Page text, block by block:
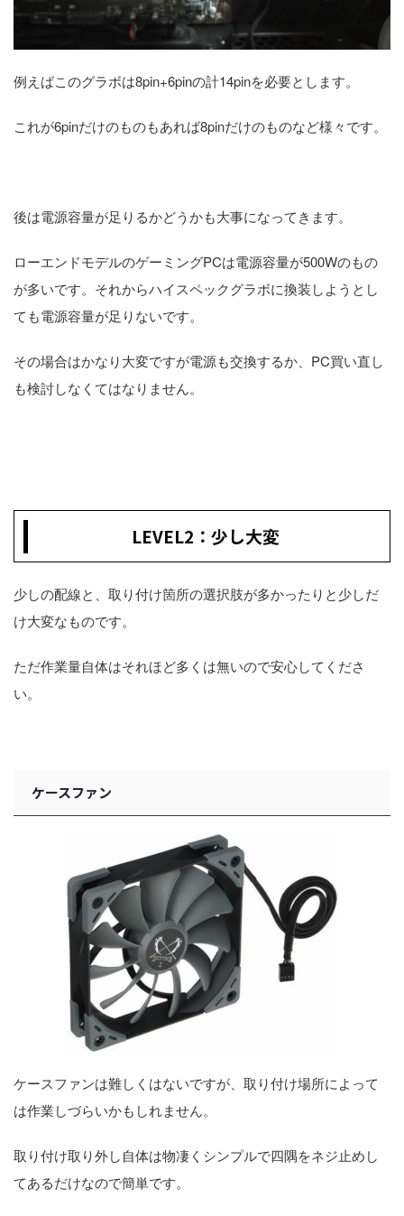
例えばこのグラボは8pin+6pinの計14pinを必要とします。
これが6pinだけのものもあれば8pinだけのものなど様々です。
後は電源容量が足りるかどうかも大事になってきます。
ローエンドモデルのゲーミングPCは電源容量が500Wのもの
が多いです。それからハイスペックグラボに換装しようとし
ても電源容量が足りないです。
その場合はかなり大変ですが電源も交換するか、PC買い直し
も検討しなくてはなりません。
LEVEL2：少し大変
少しの配線と、取り付け箇所の選択肢が多かったりと少しだ
け大変なものです。
ただ作業量自体はそれほど多くは無いので安心してくださ
い。
ケースファン
ケースファンは難しくはないですが、取り付け場所によって
は作業しづらいかもしれません。
取り付け取り外し自体は物凄くシンプルで四隅をネジ止めし
てあるだけなので簡単です。